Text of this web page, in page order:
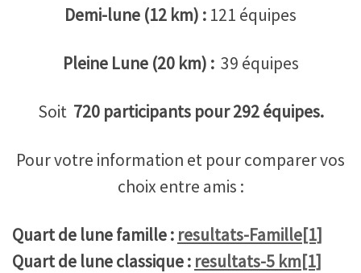
Demi-lune (12 km) : 121 équipes
Pleine Lune (20 km) :39 équipes
Soit 720 participants pour 292 équipes.
Pour votre information et pour comparer vos
choix entre amis :
Quart de lune famille : resultats-Famille[1]
Quart de lune classique : resultats-5 km[1]